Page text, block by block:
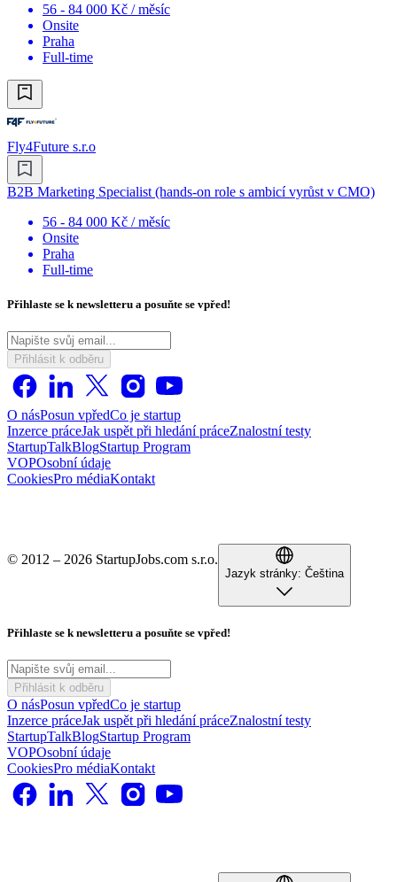
56 - 84 000 Kč / měsíc
Onsite
Praha
Full-time
Fly4Future s.r.o
B2B Marketing Specialist (hands-on role s ambicí vyrůst v CMO)
56 - 84 000 Kč / měsíc
Onsite
Praha
Full-time
Přihlaste se k newsletteru a posuňte se vpřed!
Přihlásit k odběru
O násPosun vpředCo je startup
Inzerce práceJak uspět při hledání práceZnalostní testy
StartupTalkBlogStartup Program
VOPOsobní údaje
CookiesPro médiaKontakt
© 2012 – 2026 StartupJobs.com s.r.o.
Jazyk stránky: Čeština
Přihlaste se k newsletteru a posuňte se vpřed!
Přihlásit k odběru
O násPosun vpředCo je startup
Inzerce práceJak uspět při hledání práceZnalostní testy
StartupTalkBlogStartup Program
VOPOsobní údaje
CookiesPro médiaKontakt